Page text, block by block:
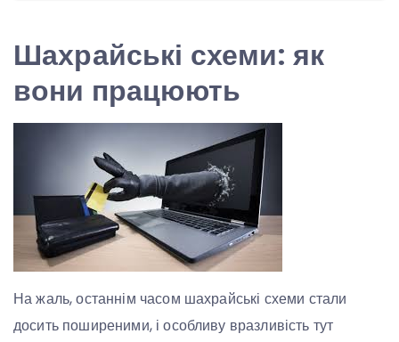
Шахрайські схеми: як
вони працюють
На жаль, останнім часом шахрайські схеми стали
досить поширеними, і особливу вразливість тут